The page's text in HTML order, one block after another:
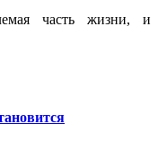
часть жизни, и